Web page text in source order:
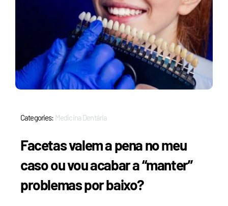
Categories: Medicina Dentária
Facetas valem a pena no meu
caso ou vou acabar a “manter”
problemas por baixo?